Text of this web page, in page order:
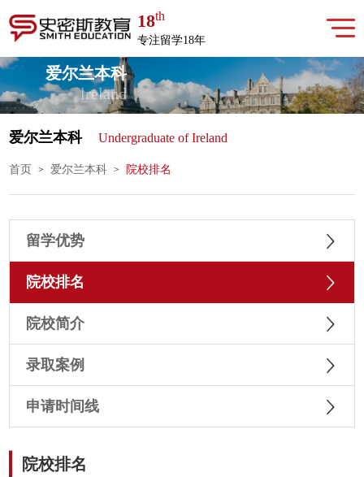
18th
专注留学18年
爱尔兰本科
lreland
爱尔兰本科 Undergraduate of Ireland
首页 > 爱尔兰本科 > 院校排名
留学优势
院校排名
院校简介
录取案例
申请时间线
院校排名